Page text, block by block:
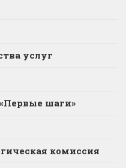
услуг
шаги»
комиссия